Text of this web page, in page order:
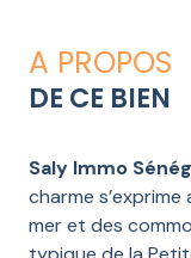
A PROPOS
DE CE BIEN
Saly Immo
charme
mer et des